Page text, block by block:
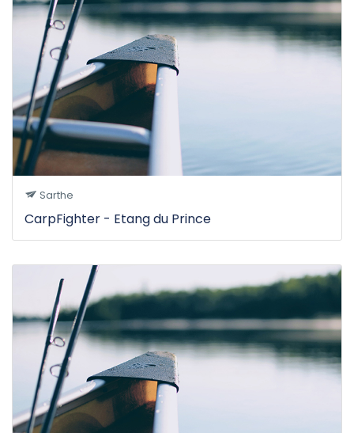
Sarthe
CarpFighter - Etang du Prince